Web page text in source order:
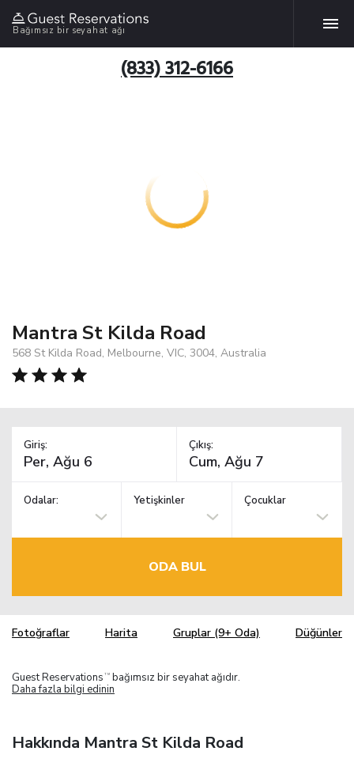
Bağımsız bir seyahat ağı
(833) 312-6166
Mantra St Kilda Road
568 St Kilda Road, Melbourne, VIC, 3004, Australia
Giriş: Çıkış:
Odalar: Yetişkinler Çocuklar
ODA BUL
Fotoğraflar Harita Gruplar (9+ Oda) Düğünler
Guest Reservations TM bağımsız bir seyahat ağıdır.
Daha fazla bilgi edinin
Hakkında Mantra St Kilda Road